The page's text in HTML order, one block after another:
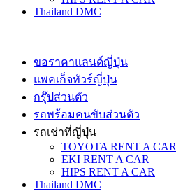
Thailand DMC
ขอราคาแลนด์ญี่ปุ่น
แพคเก็จทัวร์ญี่ปุ่น
กรุ๊ปส่วนตัว
รถพร้อมคนขับส่วนตัว
รถเช่าที่ญี่ปุ่น
TOYOTA RENT A CAR
EKI RENT A CAR
HIPS RENT A CAR
Thailand DMC